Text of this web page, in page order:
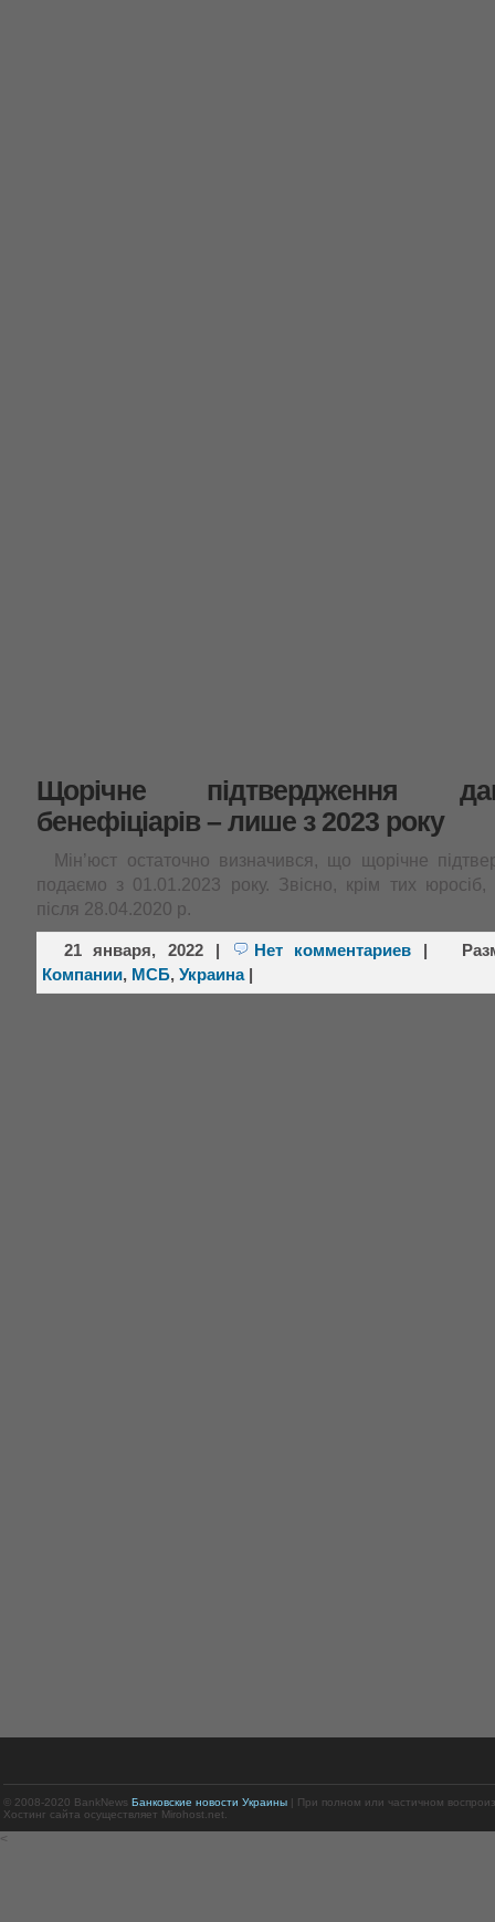
Щорічне підтвердження
бенефіціарів – лише з 2023 року
Мін’юст остаточно визначився, що щорічне
подаємо з 01.01.2023 року. Звісно, крім тих юросіб,
після 28.04.2020 р.
21 января, 2022 | Нет комментариев |
Компании, МСБ, Украина|
© 2008-2020 BankNews Банковские новости Украины| При полном или частичном
Хостинг сайта осуществляет Mirohost.net.
<